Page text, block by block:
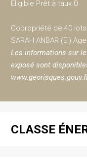
Eligible Prêt à taux 0
Copropriété de 40
SARAH ANBAR (EI)
Les informations sur
exposé sont
CLASSE